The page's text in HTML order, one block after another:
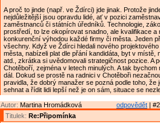
A proč to jinde (např. ve Ždírci) jde jinak. Protože
nejdůležitější jsou opravdu lidé, ať v pozici
zaměstnanců či státních úředníků. Technologie,
prostředí, to lze okopírovat snadno, ale kvalifikace a
konkurenční výhodou každé firmy či města. Jeden
všechny. Když ve Ždírci hledali nového
města, nabízeli plat dle přání kandidáta, byt v místě,
atd., zkrátka si uvědomovali strategičnost pozice. A
Chotěboří, zejména v letech minulých. A tak bychom
dál. Dokud se prostě na radnici v Chotěboři
pravidla, že dobrý manažer se pozná podle toho, že
sehnat a řídit lidi lepší než je on sám, situace se
odpovědět |
Autor: Martina Hromádková
Titulek: Re:Připomínka